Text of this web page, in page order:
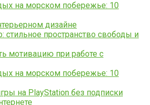
на морском побережье: 10
дизайне
стильное пространство свободы и
мотивацию при работе с
на морском побережье: 10
на PlayStation без подписки